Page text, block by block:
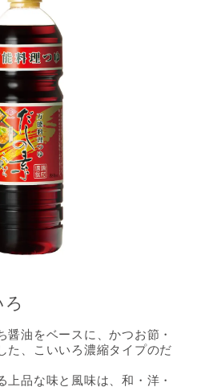
醤油をベースに、かつお節・
た、こいいろ濃縮タイプのだ
上品な味と風味は、和・洋・